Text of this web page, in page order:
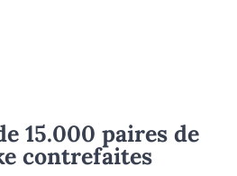
15.000 paires de
contrefaites